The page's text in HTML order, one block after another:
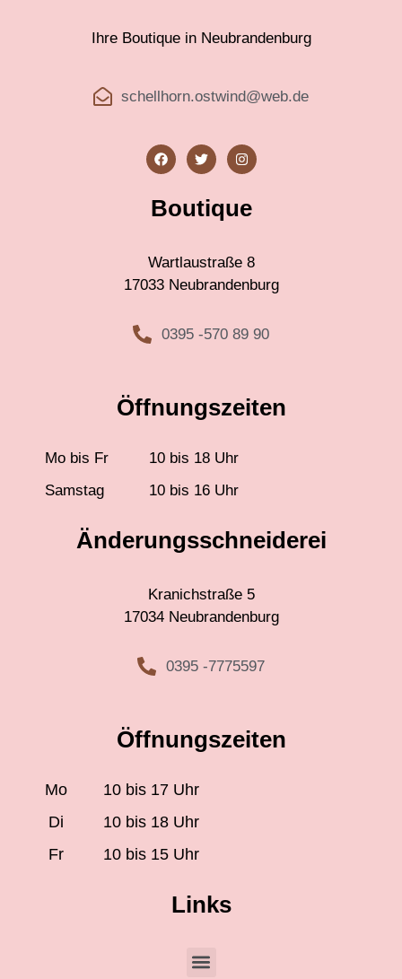
Ihre Boutique in Neubrandenburg
schellhorn.ostwind@web.de
Boutique
Wartlaustraße 8
17033 Neubrandenburg
0395 -570 89 90
Öffnungszeiten
Mo bis Fr
10 bis 18 Uhr
Samstag
10 bis 16 Uhr
Änderungsschneiderei
Kranichstraße 5
17034 Neubrandenburg
0395 -7775597
Öffnungszeiten
Mo
10 bis 17 Uhr
Di
10 bis 18 Uhr
Fr
10 bis 15 Uhr
Links